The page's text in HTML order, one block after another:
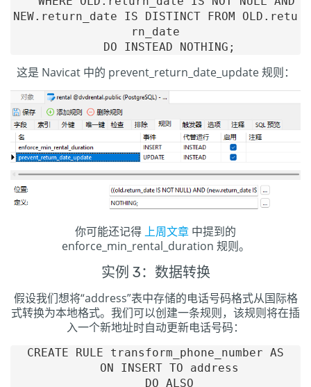
NEW.return_date IS DISTINCT FROM OLD.retu
rn_date
这是 Navicat 中的 prevent_return_date_update 规则：
你可能还记得 上周文章 中提到的
enforce_min_rental_duration 规则。
实例 3：数据转换
假设我们想将“address”表中存储的电话号码格式从国际格
式转换为本地格式。我们可以创建一条规则，该规则将在插
入一个新地址时自动更新电话号码：
CREATE RULE transform_phone_number AS